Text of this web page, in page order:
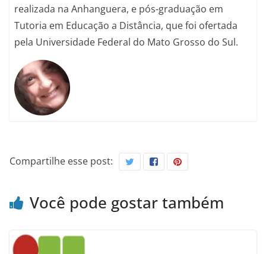
realizada na Anhanguera, e pós-graduação em
Tutoria em Educação a Distância, que foi ofertada
pela Universidade Federal do Mato Grosso do Sul.
Compartilhe esse post:
Você pode gostar também